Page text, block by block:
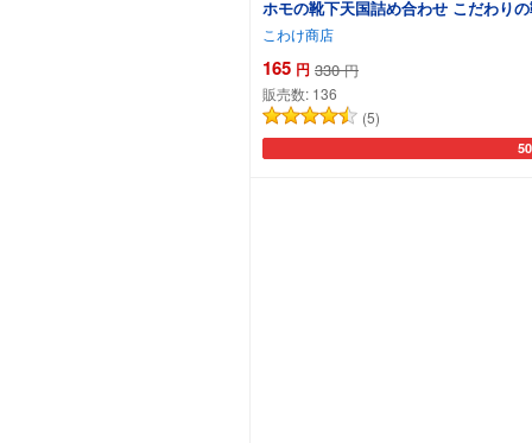
ホモの靴下天国詰め合わせ こだわり
こわけ商店
165 円 330 円
販売数: 136
(5)
カ